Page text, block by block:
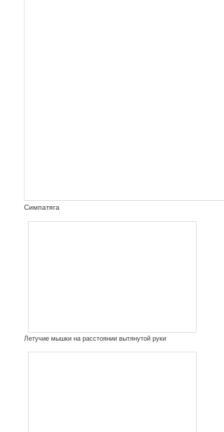
Симпатяга
Летучие мышки на расстоянии вытянутой руки